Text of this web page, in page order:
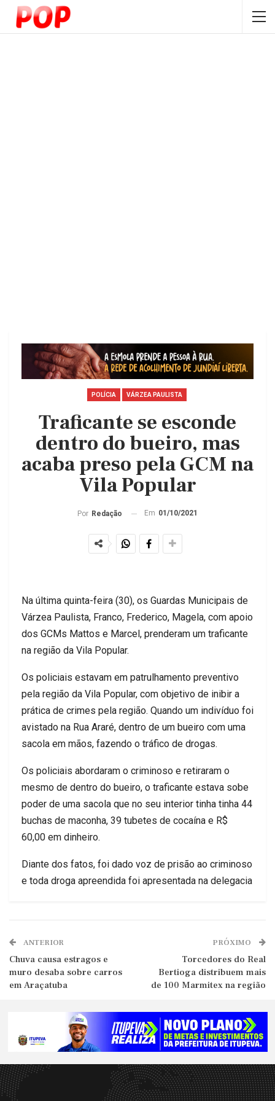
POLÍCIA VÁRZEA PAULISTA
Traficante se esconde
dentro do bueiro, mas
acaba preso pela GCM na
Vila Popular
Por Redação Em 01/10/2021
Na última quinta-feira (30), os Guardas Municipais de
Várzea Paulista, Franco, Frederico, Magela, com apoio
dos GCMs Mattos e Marcel, prenderam um traficante
na região da Vila Popular.
Os policiais estavam em patrulhamento preventivo
pela região da Vila Popular, com objetivo de inibir a
prática de crimes pela região. Quando um indivíduo foi
avistado na Rua Araré, dentro de um bueiro com uma
sacola em mãos, fazendo o tráfico de drogas.
Os policiais abordaram o criminoso e retiraram o
mesmo de dentro do bueiro, o traficante estava sobe
poder de uma sacola que no seu interior tinha tinha 44
buchas de maconha, 39 tubetes de cocaína e R$
60,00 em dinheiro.
Diante dos fatos, foi dado voz de prisão ao criminoso
e toda droga apreendida foi apresentada na delegacia
ANTERIOR
Chuva causa estragos e
muro desaba sobre carros
em Araçatuba
PRÓXIMO
Torcedores do Real
Bertioga distribuem mais
de 100 Marmitex na região